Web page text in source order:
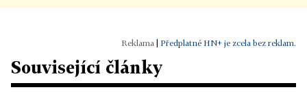
Předplatné HN+ je zcela bez reklam.
Související články